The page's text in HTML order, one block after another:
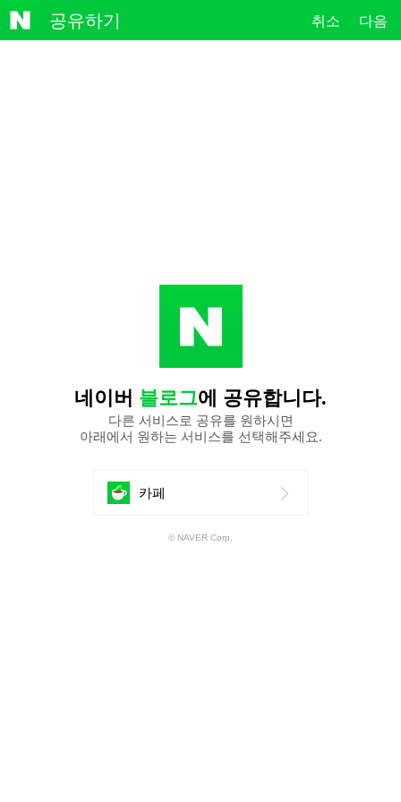
NAVE
공유하기 취소 다음
네이버 블로그에 공유합니다.
다른 서비스로 공유를 원하시면
아래에서 원하는 서비스를 선택해주세요.
카페
공
© NAVER Corp.